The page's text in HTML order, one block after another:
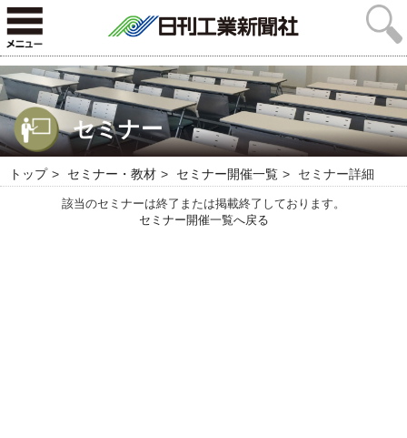
セミナー
トップ セミナー・教材 セミナー開催一覧 セミナー詳細
該当のセミナーは終了または掲載終了しております。
セミナー開催一覧へ戻る